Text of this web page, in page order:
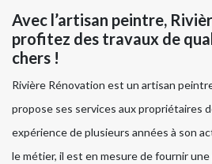
Avec l’artisan peintre,
profitez des travaux de
chers !
Rivière Rénovation est un artisan
propose ses services aux propriétaires
expérience de plusieurs années à son
le métier, il est en mesure de fournir